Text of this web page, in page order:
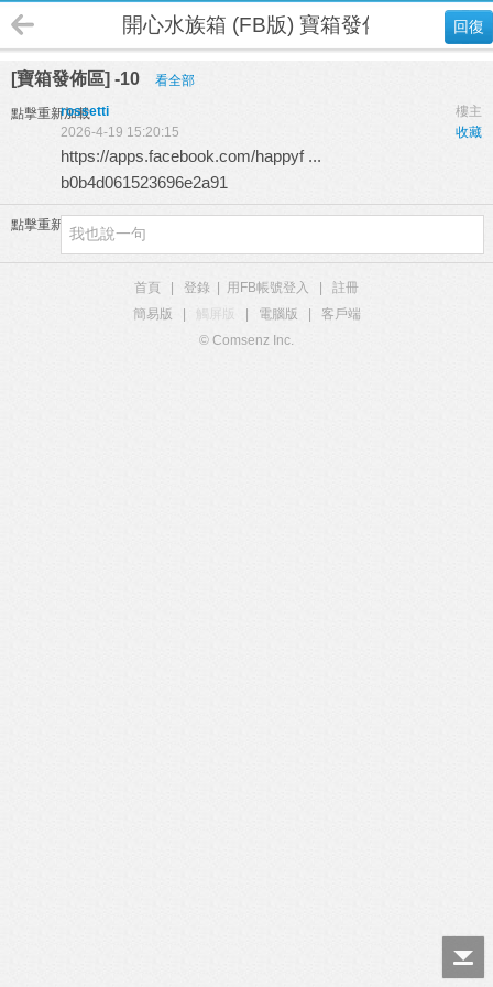
回復
開心水族箱 (FB版) 寶箱發佈區
[寶箱發佈區] -10 看全部
點擊重新加載 樓主
rossetti
收藏
2026-4-19 15:20:15
https://apps.facebook.com/happyf ...
b0b4d061523696e2a91
點擊重新加載
首頁 登錄 用FB帳號登入
註冊
簡易版
觸屏版 電腦版
客戶端
© Comsenz Inc.